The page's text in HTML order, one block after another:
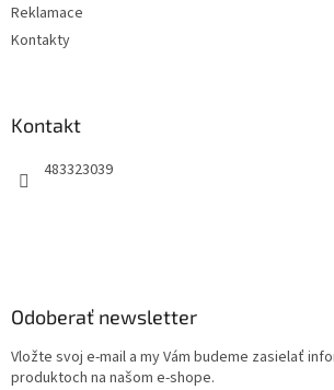
Reklamace
Kontakty
Kontakt
483323039
Odoberať newsletter
Vložte svoj e-mail a my Vám budeme zasielať
produktoch na našom e-shope.